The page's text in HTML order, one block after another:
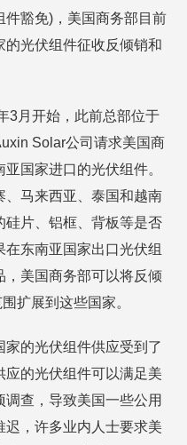
豁免)，美国商务部目前
的光伏组件征收反倾销和
3月开始，此前总部位于
Solar公司请求美国商
国家进口的光伏组件。
、马来西亚、泰国和越南
硅片、铝框、背板等是否
东南亚国家出口光伏组
，美国商务部可以将反倾
扩展到这些国家。
家的光伏组件供应受到了
应的光伏组件可以满足美
查，导致美国一些公用
，许多业内人士要求美